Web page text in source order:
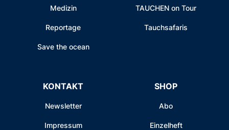
Medizin
Reportage
Save the ocean
TAUCHEN on Tour
Tauchsafaris
KONTAKT
Newsletter
Impressum
SHOP
Abo
Einzelheft